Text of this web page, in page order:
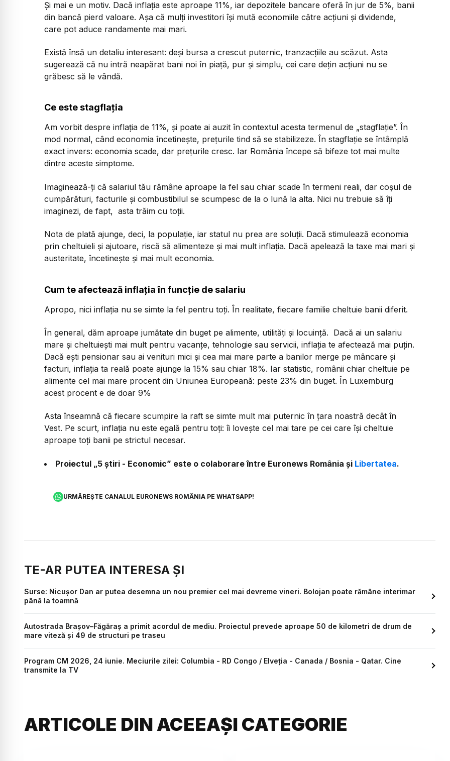
Și mai e un motiv. Dacă inflația este aproape 11%, iar depozitele bancare oferă în jur de 5%, banii
din bancă pierd valoare. Așa că mulți investitori își mută economiile către acțiuni și dividende,
care pot aduce randamente mai mari.
Există însă un detaliu interesant: deși bursa a crescut puternic, tranzacțiile au scăzut. Asta
sugerează că nu intră neapărat bani noi în piață, pur și simplu, cei care dețin acțiuni nu se
grăbesc să le vândă.
Ce este stagflația
Am vorbit despre inflația de 11%, și poate ai auzit în contextul acesta termenul de „stagflație”. În
mod normal, când economia încetinește, prețurile tind să se stabilizeze. În stagflație se întâmplă
exact invers: economia scade, dar prețurile cresc. Iar România începe să bifeze tot mai multe
dintre aceste simptome.
Imaginează-ți că salariul tău rămâne aproape la fel sau chiar scade în termeni reali, dar coșul de
cumpărături, facturile și combustibilul se scumpesc de la o lună la alta. Nici nu trebuie să îți
imaginezi, de fapt, asta trăim cu toții.
Nota de plată ajunge, deci, la populație, iar statul nu prea are soluții. Dacă stimulează economia
prin cheltuieli și ajutoare, riscă să alimenteze și mai mult inflația. Dacă apelează la taxe mai mari și
austeritate, încetinește și mai mult economia.
Cum te afectează inflația în funcție de salariu
Apropo, nici inflația nu se simte la fel pentru toți. În realitate, fiecare familie cheltuie banii diferit.
În general, dăm aproape jumătate din buget pe alimente, utilități și locuință. Dacă ai un salariu
mare și cheltuiești mai mult pentru vacanțe, tehnologie sau servicii, inflația te afectează mai puțin.
Dacă ești pensionar sau ai venituri mici și cea mai mare parte a banilor merge pe mâncare și
facturi, inflația ta reală poate ajunge la 15% sau chiar 18%. Iar statistic, românii chiar cheltuie pe
alimente cel mai mare procent din Uniunea Europeană: peste 23% din buget. În Luxemburg
acest procent e de doar 9%
Asta înseamnă că fiecare scumpire la raft se simte mult mai puternic în țara noastră decât în
Vest. Pe scurt, inflația nu este egală pentru toți: îi lovește cel mai tare pe cei care își cheltuie
aproape toți banii pe strictul necesar.
Proiectul „5 știri - Economic” este o colaborare între Euronews România și Libertatea.
URMĂREȘTE CANALUL EURONEWS ROMÂNIA PE WHATSAPP!
TE-AR PUTEA INTERESA ȘI
Surse: Nicușor Dan ar putea desemna un nou premier cel mai devreme vineri. Bolojan poate rămâne interimar
până la toamnă
Autostrada Brașov–Făgăraș a primit acordul de mediu. Proiectul prevede aproape 50 de kilometri de drum de
mare viteză și 49 de structuri pe traseu
Program CM 2026, 24 iunie. Meciurile zilei: Columbia - RD Congo / Elveția - Canada / Bosnia - Qatar. Cine
transmite la TV
ARTICOLE DIN ACEEAȘI CATEGORIE